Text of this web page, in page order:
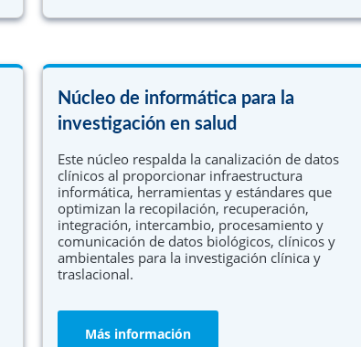
Núcleo de informática para la
investigación en salud
Este núcleo respalda la canalización de datos
clínicos al proporcionar infraestructura
informática, herramientas y estándares que
optimizan la recopilación, recuperación,
integración, intercambio, procesamiento y
comunicación de datos biológicos, clínicos y
ambientales para la investigación clínica y
traslacional.
Más información